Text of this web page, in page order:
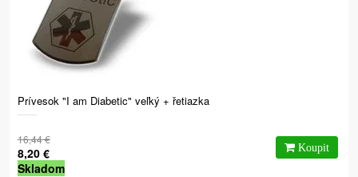
Prívesok "I am Diabetic" veľký + řetiazka
16,44 €
8,20 €
Skladom